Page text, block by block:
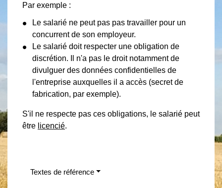
Par exemple :
Le salarié ne peut pas pas travailler pour un
concurrent de son employeur.
Le salarié doit respecter une obligation de
discrétion. Il n'a pas le droit notamment de
divulguer des données confidentielles de
l'entreprise auxquelles il a accès (secret de
fabrication, par exemple).
S'il ne respecte pas ces obligations, le salarié peut
être licencié.
Textes de référence